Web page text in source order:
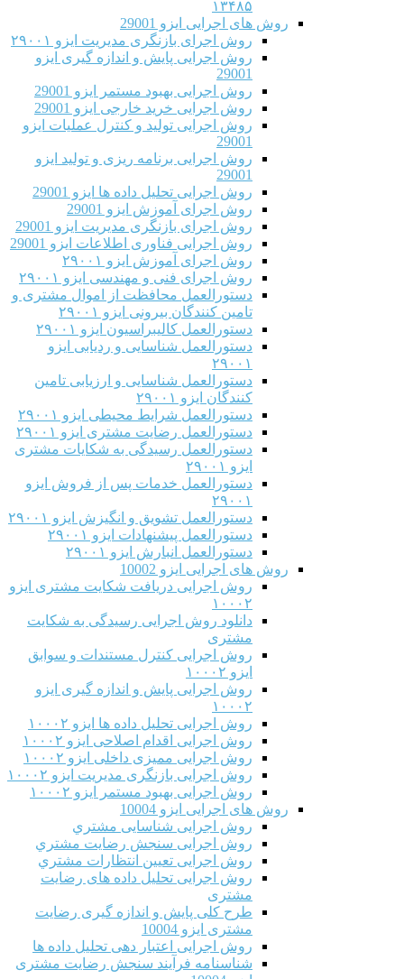
۱۳۴۸۵
روش های اجرایی ایزو 29001
روش اجرای بازنگری مدیریت ایزو ۲۹۰۰۱
روش اجرایی پایش و اندازه گیری ایزو
29001
روش اجرایی بهبود مستمر ایزو 29001
روش اجرایی خرید خارجی ایزو 29001
روش اجرایی تولید و کنترل عملیات ایزو
29001
روش اجرایی برنامه ریزی و تولید ایزو
29001
روش اجرایی تحلیل داده ها ایزو 29001
روش اجرای آموزش ایزو 29001
روش اجرای بازنگری مدیریت ایزو 29001
روش اجرایی فناوری اطلاعات ایزو 29001
روش اجرای آموزش ایزو ۲۹۰۰۱
روش اجرای فنی و مهندسی ایزو ۲۹۰۰۱
دستورالعمل محافظت از اموال مشتری و
تامین کنندگان بیرونی ایزو ۲۹۰۰۱
دستورالعمل کالیبراسیون ایزو ۲۹۰۰۱
دستورالعمل شناسایی و ردیابی ایزو
۲۹۰۰۱
دستورالعمل شناسایی و ارزیابی تامین
کنندگان ایزو ۲۹۰۰۱
دستورالعمل شرایط محیطی ایزو ۲۹۰۰۱
دستورالعمل رضایت مشتری ایزو ۲۹۰۰۱
دستورالعمل رسیدگی به شکایات مشتری
ایزو ۲۹۰۰۱
دستورالعمل خدمات پس از فروش ایزو
۲۹۰۰۱
دستورالعمل تشویق و انگیزش ایزو ۲۹۰۰۱
دستورالعمل پیشنهادات ایزو ۲۹۰۰۱
دستورالعمل انبارش ایزو ۲۹۰۰۱
روش های اجرایی ایزو 10002
روش اجرایی دریافت شکایت مشتری ایزو
۱۰۰۰۲
دانلود روش اجرایی رسیدگی به شکایت
مشتری
روش اجرایی کنترل مستندات و سوابق
ایزو ۱۰۰۰۲
روش اجرایی پایش و اندازه گیری ایزو
۱۰۰۰۲
روش اجرایی تحلیل داده ها ایزو ۱۰۰۰۲
روش اجرایی اقدام اصلاحی ایزو ۱۰۰۰۲
روش اجرایی ممیزی داخلی ایزو ۱۰۰۰۲
روش اجرایی بازنگری مدیریت ایزو ۱۰۰۰۲
روش اجرایی بهبود مستمر ایزو ۱۰۰۰۲
روش های اجرایی ایزو 10004
روش اجرایی شناسایی مشتري
روش اجرایی سنجش رضایت مشتري
روش اجرایی تعیین انتظارات مشتري
روش اجرایی تحلیل داده های رضایت
مشتری
طرح کلی پایش و اندازه گیری رضایت
مشتری ایزو 10004
روش اجرایی اعتبار دهی تحلیل داده ها
شناسنامه فرآیند سنجش رضایت مشتری